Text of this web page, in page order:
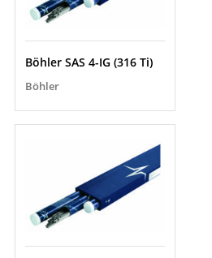
Böhler SAS 4-IG (316 Ti)
Böhler